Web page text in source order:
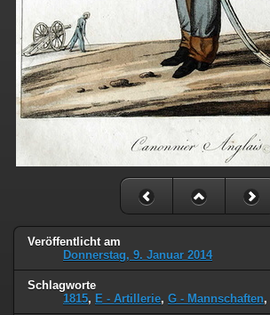
Veröffentlicht am
Donnerstag, 9. Januar 2014
Schlagworte
1815, E - Artillerie, G - Mannschaften,